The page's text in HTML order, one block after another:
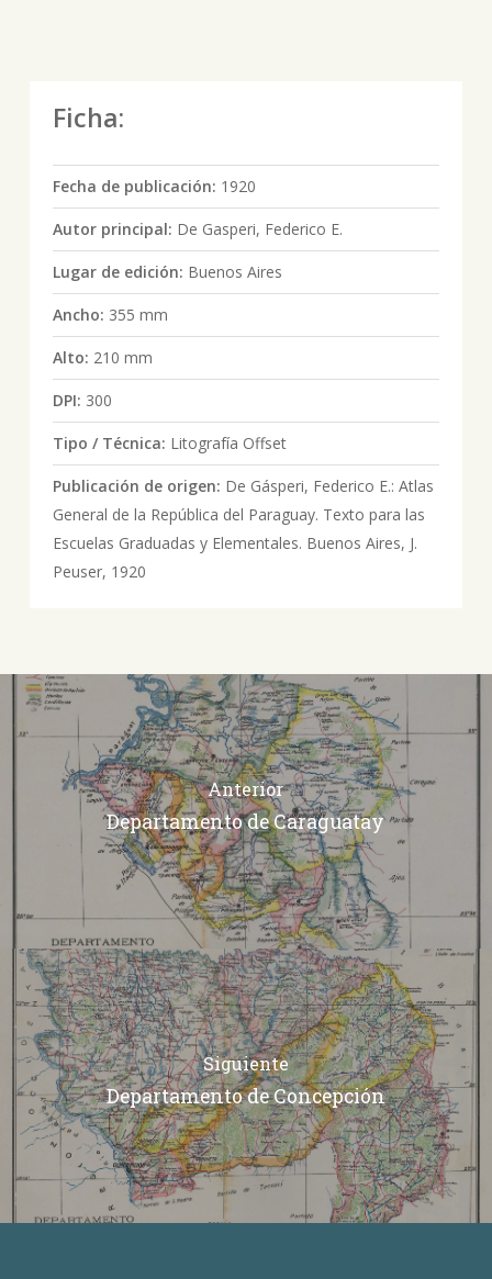
Ficha:
Fecha de publicación: 1920
Autor principal: De Gasperi, Federico E.
Lugar de edición: Buenos Aires
Ancho: 355 mm
Alto: 210 mm
DPI: 300
Tipo / Técnica: Litografía Offset
Publicación de origen: De Gásperi, Federico E.: Atlas
General de la República del Paraguay. Texto para las
Escuelas Graduadas y Elementales. Buenos Aires, J.
Peuser, 1920
Anterior
Departamento de Caraguatay
Siguiente
Departamento de Concepción